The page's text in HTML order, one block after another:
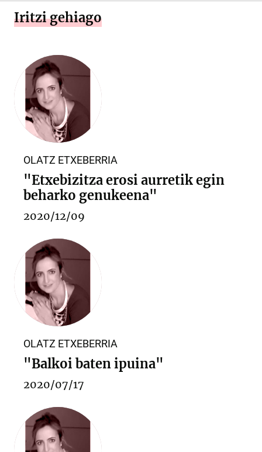
Iritzi gehiago
OLATZ ETXEBERRIA
"Etxebizitza erosi aurretik egin
beharko genukeena"
2020/12/09
OLATZ ETXEBERRIA
"Balkoi baten ipuina"
2020/07/17